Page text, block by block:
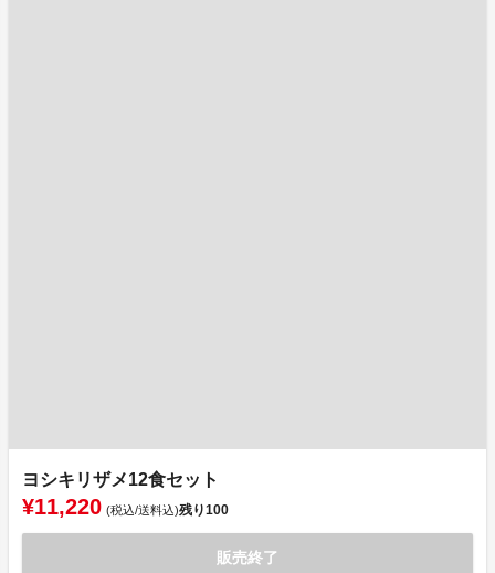
ヨシキリザメ12食セット
¥11,220 (税込/送料込)残り100
販売終了